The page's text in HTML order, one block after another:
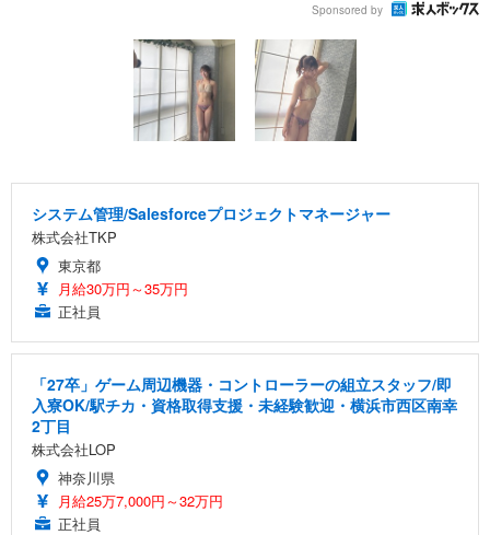
Sponsored by
システム管理/Salesforceプロジェクトマネージャー
株式会社TKP
東京都
月給30万円～35万円
正社員
「27卒」ゲーム周辺機器・コントローラーの組立スタッフ/即
入寮OK/駅チカ・資格取得支援・未経験歓迎・横浜市西区南幸
2丁目
株式会社LOP
神奈川県
月給25万7,000円～32万円
正社員